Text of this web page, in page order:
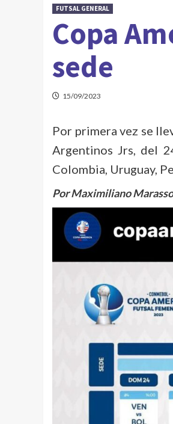
FUTSAL GENERAL
Copa
sede
15/09/2023
Por primera vez se
Argentinos Jrs, del
Colombia, Uruguay,
Por Maximiliano